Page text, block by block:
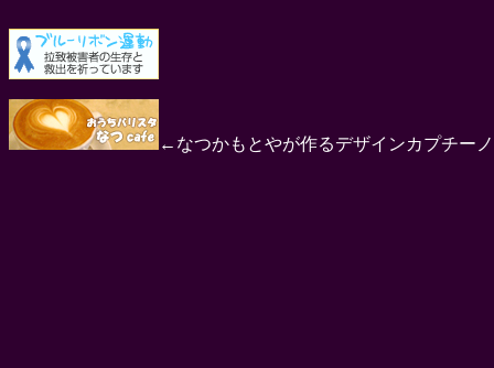
←なつかもとやが作るデザインカプチー